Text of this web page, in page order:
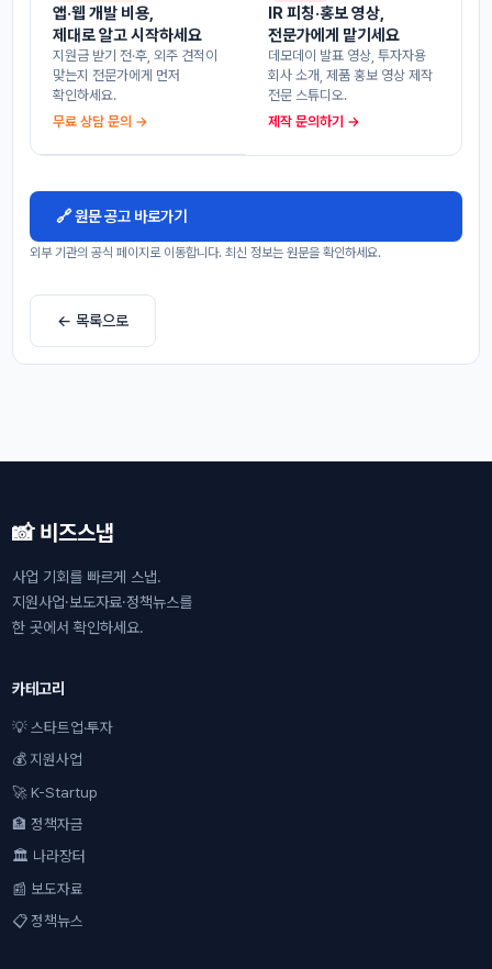
앱·웹 개발 비용,
제대로 알고 시작하세요
지원금 받기 전·후, 외주 견적이
맞는지 전문가에게 먼저
확인하세요.
무료 상담 문의 →
IR 피칭·홍보 영상,
전문가에게 맡기세요
데모데이 발표 영상, 투자자용
회사 소개, 제품 홍보 영상 제작
전문 스튜디오.
제작 문의하기 →
🔗 원문 공고 바로가기
외부 기관의 공식 페이지로 이동합니다. 최신 정보는 원문을 확인하세요.
← 목록으로
📸 비즈스냅
사업 기회를 빠르게 스냅.
지원사업·보도자료·정책뉴스를
한 곳에서 확인하세요.
카테고리
💡 스타트업·투자
💰 지원사업
🚀 K-Startup
🏦 정책자금
🏛 나라장터
📰 보도자료
📋 정책뉴스